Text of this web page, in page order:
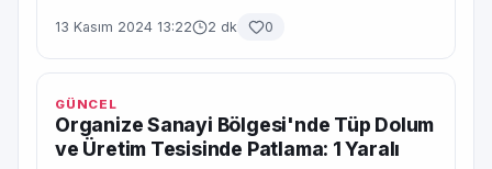
13 Kasım 2024 13:22 2 dk 0
GÜNCEL
Organize Sanayi Bölgesi'nde Tüp Dolum
ve Üretim Tesisinde Patlama: 1 Yaralı